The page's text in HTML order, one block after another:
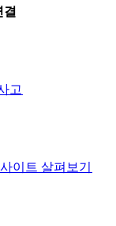
고​​
이트 살펴보기​​